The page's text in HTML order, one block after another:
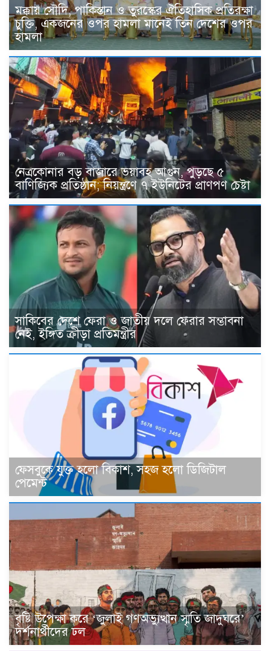
মক্কায় সৌদি, পাকিস্তান ও তুরস্কের ঐতিহাসিক প্রতিরক্ষা
চুক্তি, একজনের ওপর হামলা মানেই তিন দেশের ওপর
হামলা
নেত্রকোনার বড় বাজারে ভয়াবহ আগুন, পুড়ছে ৫
বাণিজ্যিক প্রতিষ্ঠান; নিয়ন্ত্রণে ৭ ইউনিটের প্রাণপণ চেষ্টা
সাকিবের দেশে ফেরা ও জাতীয় দলে ফেরার সম্ভাবনা
নেই, ইঙ্গিত ক্রীড়া প্রতিমন্ত্রীর
ফেসবুকে যুক্ত হলো বিকাশ, সহজ হলো ডিজিটাল
পেমেন্ট
বৃষ্টি উপেক্ষা করে ‘জুলাই গণঅভ্যুত্থান স্মৃতি জাদুঘরে’
দর্শনার্থীদের ঢল